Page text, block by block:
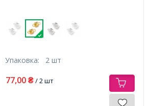
Упаковка: 2 шт
77,00 ₴/ 2 шт